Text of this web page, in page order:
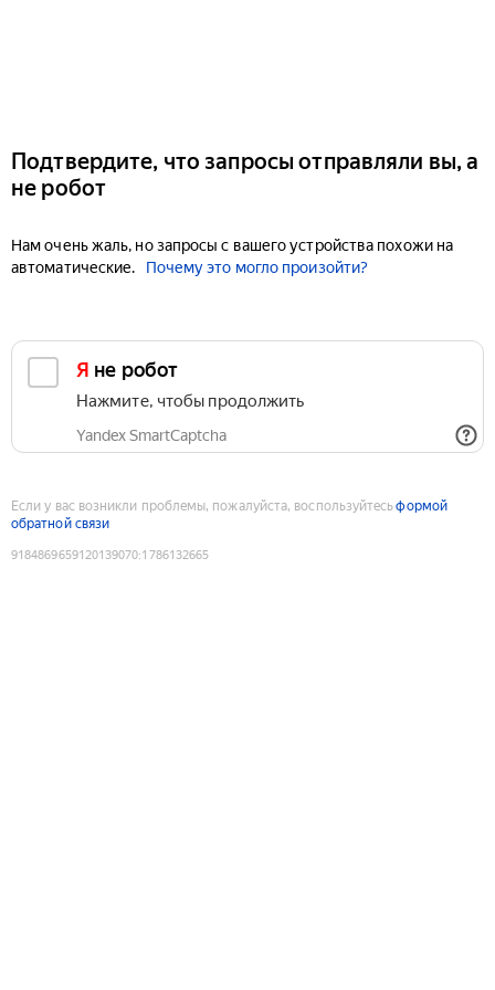
Подтвердите, что запросы отправляли вы, а
не робот
Нам очень жаль, но запросы с вашего устройства похожи на
автоматические.
Почему это могло произойти?
Я не робот
Нажмите, чтобы продолжить
Yandex SmartCaptcha
Если у вас возникли проблемы, пожалуйста, воспользуйтесьформой
обратной связи
9184869659120139070:1786132665